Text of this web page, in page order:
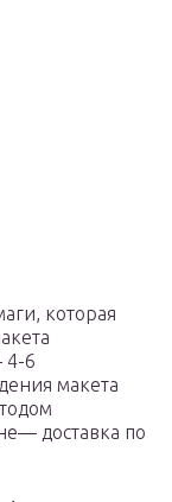
которая
4-6
макета
доставка по